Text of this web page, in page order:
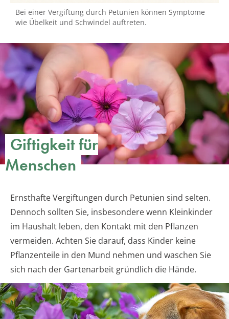
Bei einer Vergiftung durch Petunien können Symptome
wie Übelkeit und Schwindel auftreten.
Giftigkeit für
Menschen
Ernsthafte Vergiftungen durch Petunien sind selten.
Dennoch sollten Sie, insbesondere wenn Kleinkinder
im Haushalt leben, den Kontakt mit den Pflanzen
vermeiden. Achten Sie darauf, dass Kinder keine
Pflanzenteile in den Mund nehmen und waschen Sie
sich nach der Gartenarbeit gründlich die Hände.